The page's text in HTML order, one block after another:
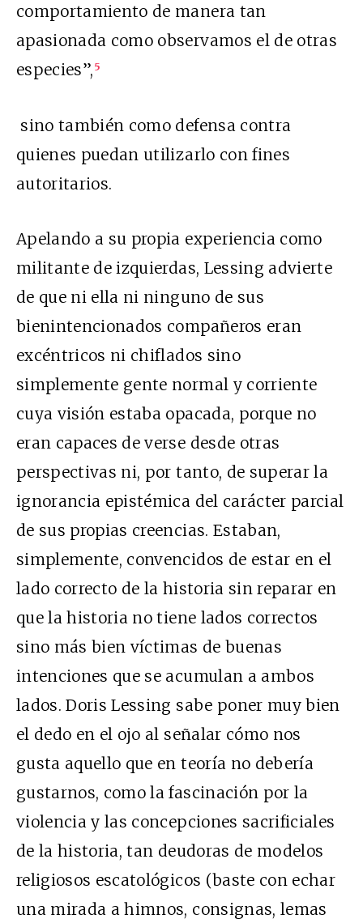
comportamiento de manera tan
apasionada como observamos el de otras
especies”, 5
sino también como defensa contra
quienes puedan utilizarlo con fines
autoritarios.
Apelando a su propia experiencia como
militante de izquierdas, Lessing advierte
de que ni ella ni ninguno de sus
bienintencionados compañeros eran
excéntricos ni chiflados sino
simplemente gente normal y corriente
cuya visión estaba opacada, porque no
eran capaces de verse desde otras
perspectivas ni, por tanto, de superar la
ignorancia epistémica del carácter parcial
de sus propias creencias. Estaban,
simplemente, convencidos de estar en el
lado correcto de la historia sin reparar en
que la historia no tiene lados correctos
sino más bien víctimas de buenas
intenciones que se acumulan a ambos
lados. Doris Lessing sabe poner muy bien
el dedo en el ojo al señalar cómo nos
gusta aquello que en teoría no debería
gustarnos, como la fascinación por la
violencia y las concepciones sacrificiales
de la historia, tan deudoras de modelos
religiosos escatológicos (baste con echar
una mirada a himnos, consignas, lemas